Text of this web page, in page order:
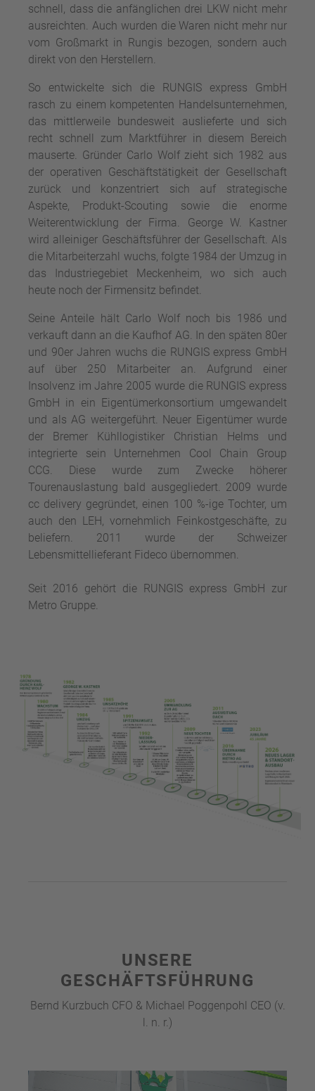
schnell, dass die anfänglichen drei LKW nicht mehr
ausreichten. Auch wurden die Waren nicht mehr nur
vom Großmarkt in Rungis bezogen, sondern auch
direkt von den Herstellern.
So entwickelte sich die RUNGIS express GmbH
rasch zu einem kompetenten Handelsunternehmen,
das mittlerweile bundesweit auslieferte und sich
recht schnell zum Marktführer in diesem Bereich
mauserte. Gründer Carlo Wolf zieht sich 1982 aus
der operativen Geschäftstätigkeit der Gesellschaft
zurück und konzentriert sich auf strategische
Aspekte, Produkt-Scouting sowie die enorme
Weiterentwicklung der Firma. George W. Kastner
wird alleiniger Geschäftsführer der Gesellschaft. Als
die Mitarbeiterzahl wuchs, folgte 1984 der Umzug in
das Industriegebiet Meckenheim, wo sich auch
heute noch der Firmensitz befindet.
Seine Anteile hält Carlo Wolf noch bis 1986 und
verkauft dann an die Kaufhof AG. In den späten 80er
und 90er Jahren wuchs die RUNGIS express GmbH
auf über 250 Mitarbeiter an. Aufgrund einer
Insolvenz im Jahre 2005 wurde die RUNGIS express
GmbH in ein Eigentümerkonsortium umgewandelt
und als AG weitergeführt. Neuer Eigentümer wurde
der Bremer Kühllogistiker Christian Helms und
integrierte sein Unternehmen Cool Chain Group
CCG. Diese wurde zum Zwecke höherer
Tourenauslastung bald ausgegliedert. 2009 wurde
cc delivery gegründet, einen 100 %-ige Tochter, um
auch den LEH, vornehmlich Feinkostgeschäfte, zu
beliefern. 2011 wurde der Schweizer
Lebensmittellieferant Fideco übernommen.
Seit 2016 gehört die RUNGIS express GmbH zur
Metro Gruppe.
UNSERE
GESCHÄFTSFÜHRUNG
Bernd Kurzbuch CFO & Michael Poggenpohl CEO (v.
l. n. r.)